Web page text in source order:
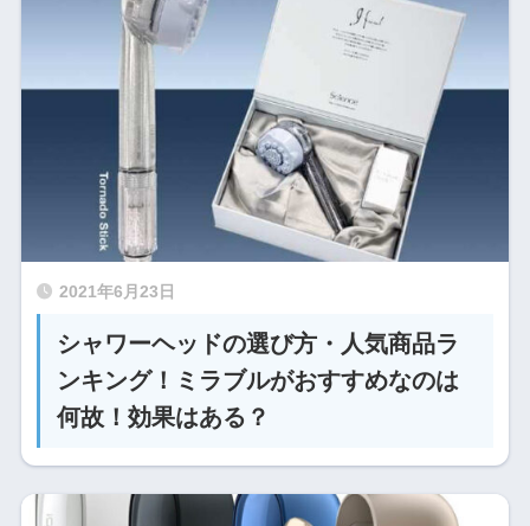
2021年6月23日
シャワーヘッドの選び方・人気商品ラ
ンキング！ミラブルがおすすめなのは
何故！効果はある？